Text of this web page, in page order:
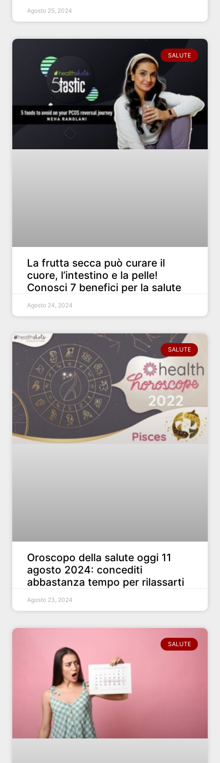
Agosto 25, 2024
SALUTE
La frutta secca può curare il
cuore, l’intestino e la pelle!
Conosci 7 benefici per la salute
Agosto 24, 2024
SALUTE
Oroscopo della salute oggi 11
agosto 2024: concediti
abbastanza tempo per rilassarti
Agosto 23, 2024
SALUTE